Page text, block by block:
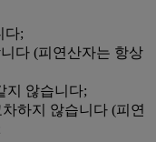
다;
다 (피연산자는 항상
지 않습니다;
하지 않습니다 (피연